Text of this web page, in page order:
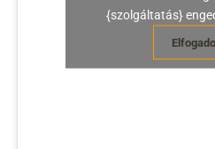
{szolgáltatás}